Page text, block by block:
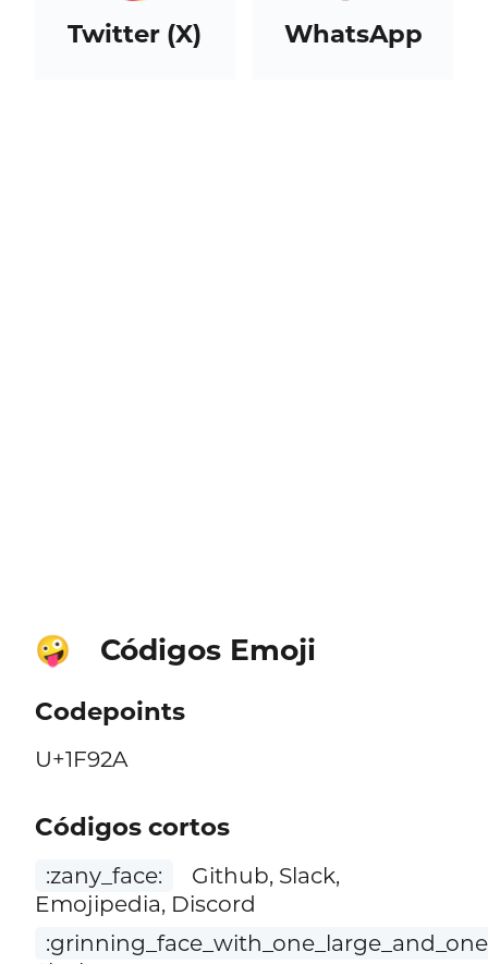
Twitter (X) WhatsApp
🤪 Códigos Emoji
Codepoints
U+1F92A
Códigos cortos
:zany_face:
Github, Slack,
Emojipedia, Discord